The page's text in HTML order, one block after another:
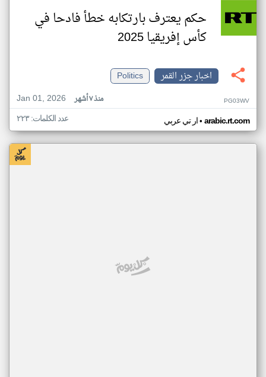
حكم يعترف بارتكابه خطأ فادحا في
كأس إفريقيا 2025
اخبار جزر القمر
Politics
Jan 01, 2026
منذ ٧ أشهر PG03WV
ار تي عربي• arabic.rt.com عدد الكلمات: ٢٢٣